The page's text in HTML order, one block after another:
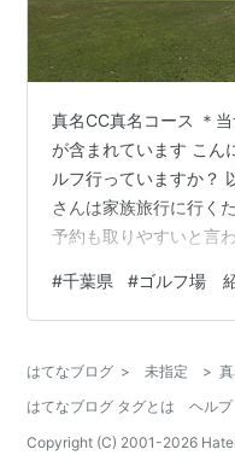
真名CC真名コース ＊
が含まれています こん
ルフ行っていますか？
さんは家族旅行に行く
予約も取りやすいと言
習とレッスンに励もう
ントリークラブ真名コ
プが運営しているゴル
じ・くすの木の27ホー
プレーヤーコースは18
#千葉県 #ゴルフ場
はてなブログ > 未指定 >
はてなブログ タグとは
ヘルプ
Copyright (C) 2001-2026